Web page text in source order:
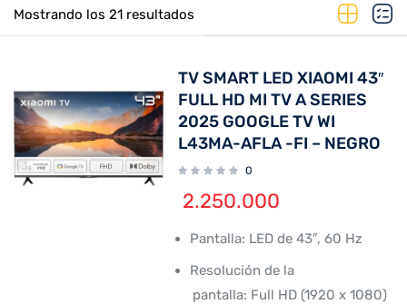
Mostrando los 21 resultados
TV SMART LED XIAOMI 43″
FULL HD MI TV A SERIES
2025 GOOGLE TV WI
L43MA-AFLA -FI – NEGRO
0
2.250.000
Pantalla: LED de 43″, 60 Hz
Resolución de la
pantalla: Full HD (1920 x 1080)
Remember me
Log In
Create an account